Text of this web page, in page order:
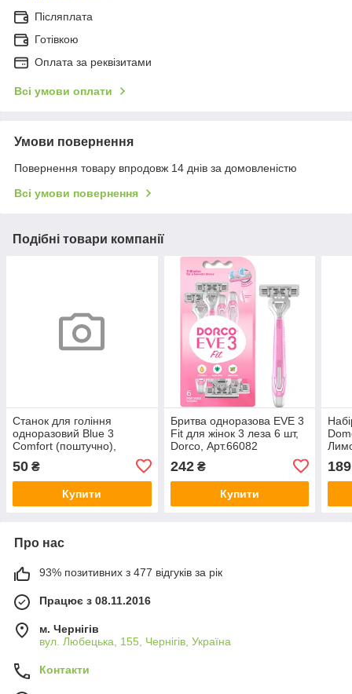
Післяплата
Готівкою
Оплата за реквізитами
Всі умови оплати
Умови повернення
Повернення товару впродовж 14 днів за домовленістю
Всі умови повернення
Подібні товари компанії
Станок для гоління
одноразовий Blue 3
Comfort (поштучно),
50 ₴
Купити
Бритва одноразова EVE 3
Fit для жінок 3 леза 6 шт,
Dorco, Арт.66082
242₴
Купити
189
Про нас
93% позитивних з 477 відгуків за рік
Працює з 08.11.2016
м. Чернігів
вул. Любецька, 155, Чернігів, Україна
Контакти